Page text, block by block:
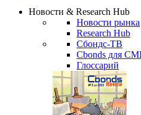
Новости & Research Hub
Новости рынка
Research Hub
Сбондс-ТВ
Cbonds для
Глоссарий